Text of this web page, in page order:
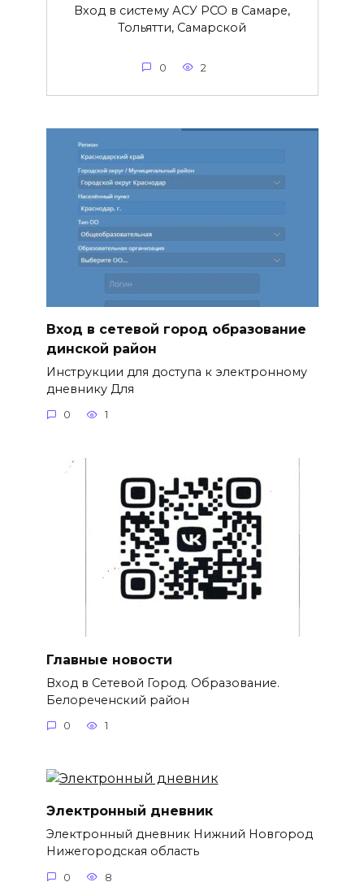
Вход в систему АСУ РСО в Самаре,
Тольятти, Самарской
0 2
Вход в сетевой город образование
динской район
Инструкции для доступа к электронному
дневнику Для
0 1
Главные новости
Вход в Сетевой Город. Образование.
Белореченский район
0 1
Электронный дневник
Электронный дневник Нижний Новгород
Нижегородская область
0 8